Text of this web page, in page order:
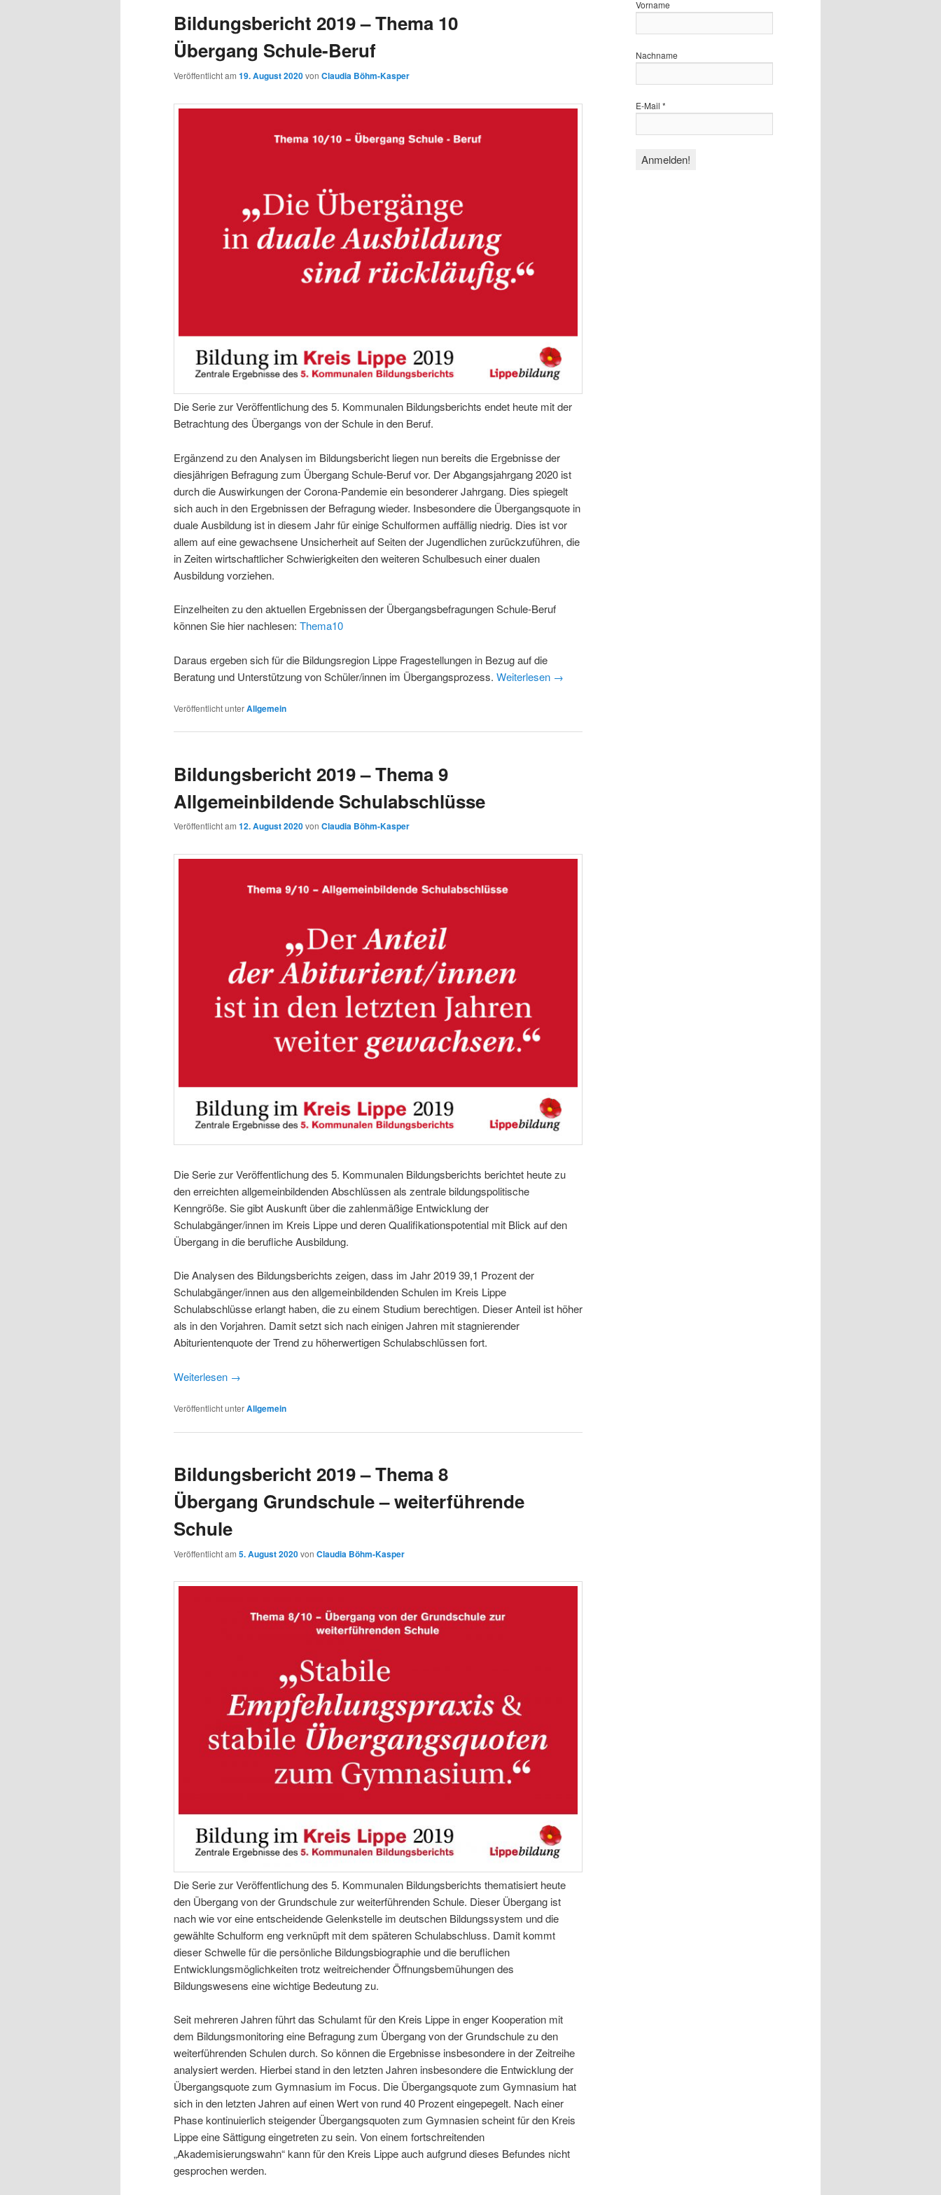
Bildungsbericht 2019 – Thema 10
Übergang Schule-Beruf
Veröffentlicht am 19. August 2020von Claudia Böhm-Kasper
Die Serie zur Veröffentlichung des 5. Kommunalen Bildungsberichts endet heute mit der
Betrachtung des Übergangs von der Schule in den Beruf.
Ergänzend zu den Analysen im Bildungsbericht liegen nun bereits die Ergebnisse der
diesjährigen Befragung zum Übergang Schule-Beruf vor. Der Abgangsjahrgang 2020 ist
durch die Auswirkungen der Corona-Pandemie ein besonderer Jahrgang. Dies spiegelt
sich auch in den Ergebnissen der Befragung wieder. Insbesondere die Übergangsquote in
duale Ausbildung ist in diesem Jahr für einige Schulformen auffällig niedrig. Dies ist vor
allem auf eine gewachsene Unsicherheit auf Seiten der Jugendlichen zurückzuführen, die
in Zeiten wirtschaftlicher Schwierigkeiten den weiteren Schulbesuch einer dualen
Ausbildung vorziehen.
Einzelheiten zu den aktuellen Ergebnissen der Übergangsbefragungen Schule-Beruf
können Sie hier nachlesen: Thema10
Daraus ergeben sich für die Bildungsregion Lippe Fragestellungen in Bezug auf die
Beratung und Unterstützung von Schüler/innen im Übergangsprozess. Weiterlesen →
Veröffentlicht unterAllgemein
Bildungsbericht 2019 – Thema 9
Allgemeinbildende Schulabschlüsse
Veröffentlicht am 12. August 2020von Claudia Böhm-Kasper
Die Serie zur Veröffentlichung des 5. Kommunalen Bildungsberichts berichtet heute zu
den erreichten allgemeinbildenden Abschlüssen als zentrale bildungspolitische
Kenngröße. Sie gibt Auskunft über die zahlenmäßige Entwicklung der
Schulabgänger/innen im Kreis Lippe und deren Qualifikationspotential mit Blick auf den
Übergang in die berufliche Ausbildung.
Die Analysen des Bildungsberichts zeigen, dass im Jahr 2019 39,1 Prozent der
Schulabgänger/innen aus den allgemeinbildenden Schulen im Kreis Lippe
Schulabschlüsse erlangt haben, die zu einem Studium berechtigen. Dieser Anteil ist höher
als in den Vorjahren. Damit setzt sich nach einigen Jahren mit stagnierender
Abiturientenquote der Trend zu höherwertigen Schulabschlüssen fort.
Weiterlesen →
Veröffentlicht unterAllgemein
Bildungsbericht 2019 – Thema 8
Übergang Grundschule – weiterführende
Schule
Veröffentlicht am 5. August 2020von Claudia Böhm-Kasper
Die Serie zur Veröffentlichung des 5. Kommunalen Bildungsberichts thematisiert heute
den Übergang von der Grundschule zur weiterführenden Schule. Dieser Übergang ist
nach wie vor eine entscheidende Gelenkstelle im deutschen Bildungssystem und die
gewählte Schulform eng verknüpft mit dem späteren Schulabschluss. Damit kommt
dieser Schwelle für die persönliche Bildungsbiographie und die beruflichen
Entwicklungsmöglichkeiten trotz weitreichender Öffnungsbemühungen des
Bildungswesens eine wichtige Bedeutung zu.
Seit mehreren Jahren führt das Schulamt für den Kreis Lippe in enger Kooperation mit
dem Bildungsmonitoring eine Befragung zum Übergang von der Grundschule zu den
weiterführenden Schulen durch. So können die Ergebnisse insbesondere in der Zeitreihe
analysiert werden. Hierbei stand in den letzten Jahren insbesondere die Entwicklung der
Übergangsquote zum Gymnasium im Focus. Die Übergangsquote zum Gymnasium hat
sich in den letzten Jahren auf einen Wert von rund 40 Prozent eingepegelt. Nach einer
Phase kontinuierlich steigender Übergangsquoten zum Gymnasien scheint für den Kreis
Lippe eine Sättigung eingetreten zu sein. Von einem fortschreitenden
„Akademisierungswahn“ kann für den Kreis Lippe auch aufgrund dieses Befundes nicht
gesprochen werden.
Vorname
Nachname
E-Mail *